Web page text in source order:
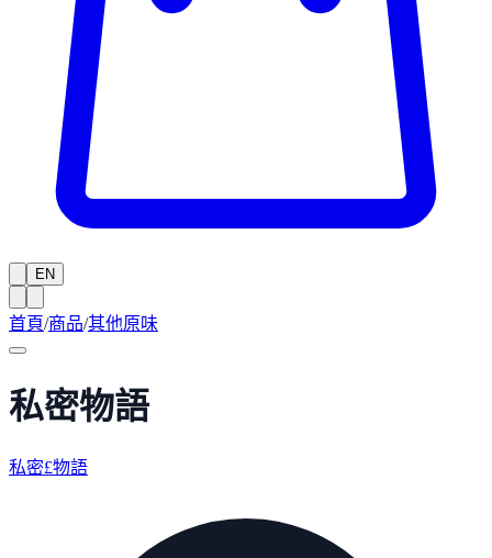
EN
首頁/商品/其他原味
私密物語
私密£物語